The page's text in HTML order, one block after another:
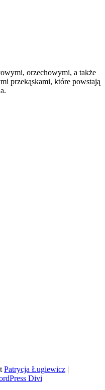
orzechowymi, a także
przekąskami, które powstają
Patrycja Ługiewicz |
Divi